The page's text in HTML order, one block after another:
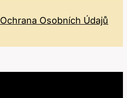
Ochrana Osobních Údajů